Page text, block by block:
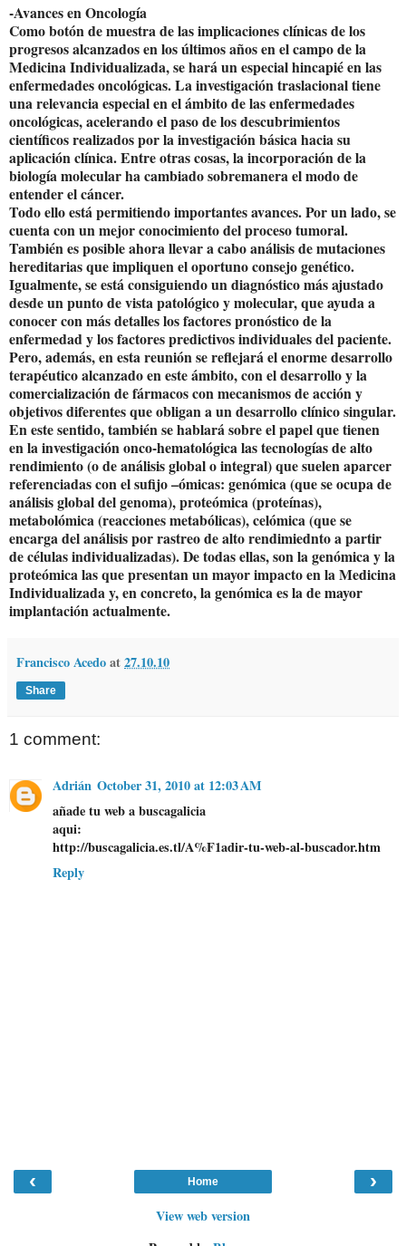
-Avances en Oncología
Como botón de muestra de las implicaciones clínicas de los
progresos alcanzados en los últimos años en el campo de la
Medicina Individualizada, se hará un especial hincapié en las
enfermedades oncológicas. La investigación traslacional tiene
una relevancia especial en el ámbito de las enfermedades
oncológicas, acelerando el paso de los descubrimientos
científicos realizados por la investigación básica hacia su
aplicación clínica. Entre otras cosas, la incorporación de la
biología molecular ha cambiado sobremanera el modo de
entender el cáncer.
Todo ello está permitiendo importantes avances. Por un lado, se
cuenta con un mejor conocimiento del proceso tumoral.
También es posible ahora llevar a cabo análisis de mutaciones
hereditarias que impliquen el oportuno consejo genético.
Igualmente, se está consiguiendo un diagnóstico más ajustado
desde un punto de vista patológico y molecular, que ayuda a
conocer con más detalles los factores pronóstico de la
enfermedad y los factores predictivos individuales del paciente.
Pero, además, en esta reunión se reflejará el enorme desarrollo
terapéutico alcanzado en este ámbito, con el desarrollo y la
comercialización de fármacos con mecanismos de acción y
objetivos diferentes que obligan a un desarrollo clínico singular.
En este sentido, también se hablará sobre el papel que tienen
en la investigación onco-hematológica las tecnologías de alto
rendimiento (o de análisis global o integral) que suelen aparcer
referenciadas con el sufijo –ómicas: genómica (que se ocupa de
análisis global del genoma), proteómica (proteínas),
metabolómica (reacciones metabólicas), celómica (que se
encarga del análisis por rastreo de alto rendimiednto a partir
de células individualizadas). De todas ellas, son la genómica y la
proteómica las que presentan un mayor impacto en la Medicina
Individualizada y, en concreto, la genómica es la de mayor
implantación actualmente.
Francisco Acedoat27.10.10
Share
1 comment:
Adrián October 31, 2010 at 12:03 AM
añade tu web a buscagalicia
aqui:
http://buscagalicia.es.tl/A%F1adir-tu-web-al-buscador.htm
Reply
‹ ›
Home
View web version